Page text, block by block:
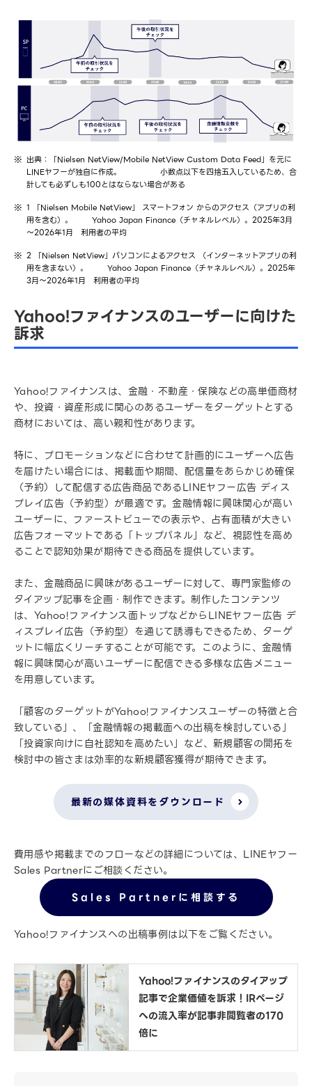
出典：「Nielsen NetView/Mobile NetView Custom Data Feed」を元に
LINEヤフーが独自に作成。
小数点以下を四捨五入しているため、合
計しても必ずしも100とはならない場合がある
1 「Nielsen Mobile NetView」 スマートフォン からのアクセス（アプリの利
用を含む）。
Yahoo Japan Finance（チャネルレベル）。2025年3月
～2026年1月 利用者の平均
2 「Nielsen NetView」パソコンによるアクセス （インターネットアプリの利
用を含まない）。
Yahoo Japan Finance（チャネルレベル）。2025年
3月～2026年1月 利用者の平均
Yahoo!ファイナンスのユーザーに向けた
訴求
Yahoo!ファイナンスは、金融・不動産・保険などの高単価商材
や、投資・資産形成に関心のあるユーザーをターゲットとする
商材においては、高い親和性があります。
特に、プロモーションなどに合わせて計画的にユーザーへ広告
を届けたい場合には、掲載面や期間、配信量をあらかじめ確保
（予約）して配信する広告商品であるLINEヤフー広告 ディス
プレイ広告（予約型）が最適です。金融情報に興味関心が高い
ユーザーに、ファーストビューでの表示や、占有面積が大きい
広告フォーマットである「トップパネル」など、視認性を高め
ることで認知効果が期待できる商品を提供しています。
また、金融商品に興味があるユーザーに対して、専門家監修の
タイアップ記事を企画・制作できます。制作したコンテンツ
は、Yahoo!ファイナンス面トップなどからLINEヤフー広告 デ
ィスプレイ広告（予約型）を通じて誘導もできるため、ターゲ
ットに幅広くリーチすることが可能です。このように、金融情
報に興味関心が高いユーザーに配信できる多様な広告メニュー
を用意しています。
「顧客のターゲットがYahoo!ファイナンスユーザーの特徴と合
致している」、「金融情報の掲載面への出稿を検討している」
「投資家向けに自社認知を高めたい」など、新規顧客の開拓を
検討中の皆さまは効率的な新規顧客獲得が期待できます。
最新の媒体資料をダウンロード
費用感や掲載までのフローなどの詳細については、LINEヤフー
Sales Partnerにご相談ください。
Sales Partnerに相談する
Yahoo!ファイナンスへの出稿事例は以下をご覧ください。
Yahoo!ファイナンスのタイアップ
記事で企業価値を訴求！IRページ
への流入率が記事非閲覧者の170
倍に